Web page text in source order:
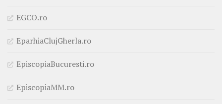
EGCO.ro
EparhiaClujGherla.ro
EpiscopiaBucuresti.ro
EpiscopiaMM.ro